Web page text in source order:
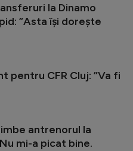
la Dinamo
”Asta își dorește
pentru CFR Cluj: ”Va fi
antrenorul la
mi-a picat bine.